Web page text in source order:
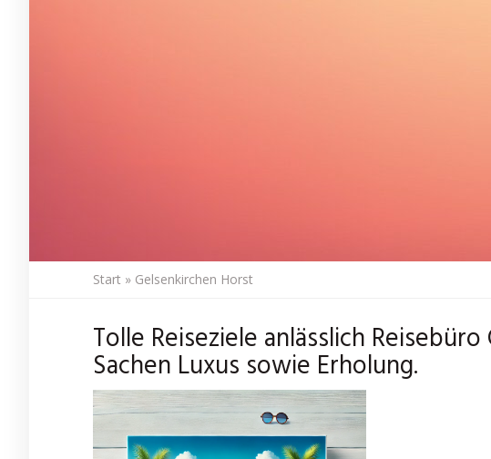
Start » Gelsenkirchen Horst
Tolle Reiseziele anlässlich
Sachen Luxus sowie Erholung.